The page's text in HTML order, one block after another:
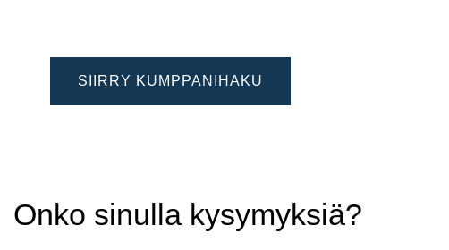
SIIRRY KUMPPANIHAKU
Onko sinulla kysymyksiä?